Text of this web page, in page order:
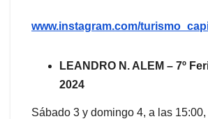
www.instagram.com/
LEANDRO N. ALEM – 7º
2024
Sábado 3 y domingo 4, a las